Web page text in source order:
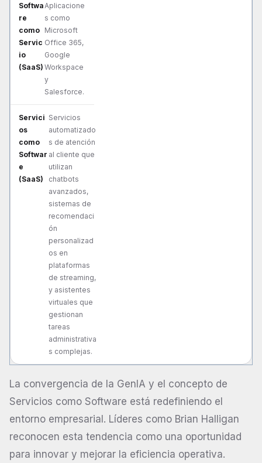
Aplicacione
s como
Microsoft
Office 365,
Google
Workspace
y
Salesforce.
Servicios
automatizado
s de atención
al cliente que
utilizan
chatbots
avanzados,
sistemas de
recomendaci
ón
personalizad
os en
plataformas
de streaming,
y asistentes
virtuales que
gestionan
tareas
administrativa
s complejas.
La convergencia de la GenIA y el concepto de
Servicios como Software está redefiniendo el
entorno empresarial. Líderes como Brian Halligan
reconocen esta tendencia como una oportunidad
para innovar y mejorar la eficiencia operativa.